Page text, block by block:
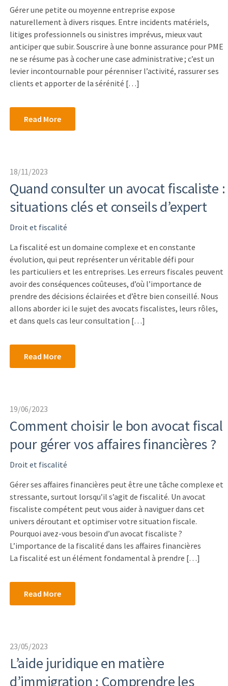
Gérer une petite ou moyenne entreprise expose
naturellement à divers risques. Entre incidents matériels,
litiges professionnels ou sinistres imprévus, mieux vaut
anticiper que subir. Souscrire à une bonne assurance pour PME
ne se résume pas à cocher une case administrative ; c’est un
levier incontournable pour pérenniser l’activité, rassurer ses
clients et apporter de la sérénité […]
Read More
18/11/2023
Quand consulter un avocat fiscaliste :
situations clés et conseils d’expert
Droit et fiscalité
La fiscalité est un domaine complexe et en constante
évolution, qui peut représenter un véritable défi pour
les particuliers et les entreprises. Les erreurs fiscales peuvent
avoir des conséquences coûteuses, d’où l’importance de
prendre des décisions éclairées et d’être bien conseillé. Nous
allons aborder ici le sujet des avocats fiscalistes, leurs rôles,
et dans quels cas leur consultation […]
Read More
19/06/2023
Comment choisir le bon avocat fiscal
pour gérer vos affaires financières ?
Droit et fiscalité
Gérer ses affaires financières peut être une tâche complexe et
stressante, surtout lorsqu’il s’agit de fiscalité. Un avocat
fiscaliste compétent peut vous aider à naviguer dans cet
univers déroutant et optimiser votre situation fiscale.
Pourquoi avez-vous besoin d’un avocat fiscaliste ?
L’importance de la fiscalité dans les affaires financières
La fiscalité est un élément fondamental à prendre […]
Read More
23/05/2023
L’aide juridique en matière
d’immigration : Comprendre les